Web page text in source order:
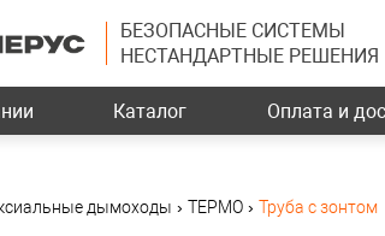
БЕЗОПАСНЫЕ СИСТЕМЫ
НЕСТАНДАРТНЫЕ РЕШЕНИЯ
Каталог Оплата и
дымоходы › ТЕРМО › Труба с зонтом